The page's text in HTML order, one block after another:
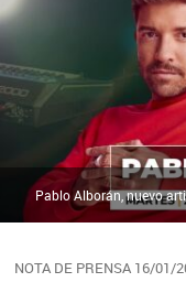
NOTA DE PRENSA 16/01/